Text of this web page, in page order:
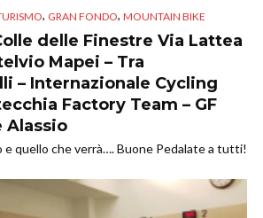
, GRAN FONDO, MOUNTAIN BIKE
delle Finestre Via Lattea
Mapei – Tra
– Internazionale Cycling
Factory Team – GF
Alassio
e quello che verrà…. Buone Pedalate a tutti!